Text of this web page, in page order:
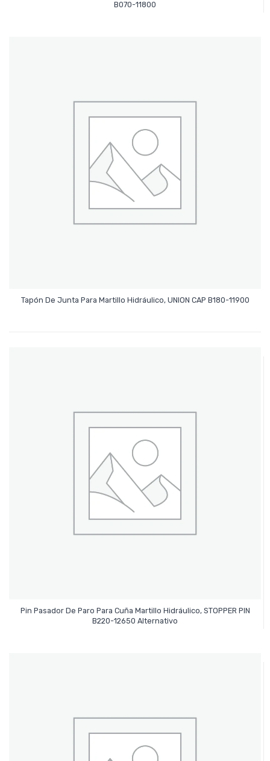
B070-11800
Tapón De Junta Para Martillo Hidráulico, UNION CAP B180-11900
Pin Pasador De Paro Para Cuña Martillo Hidráulico, STOPPER PIN
B220-12650 Alternativo
Leer Más